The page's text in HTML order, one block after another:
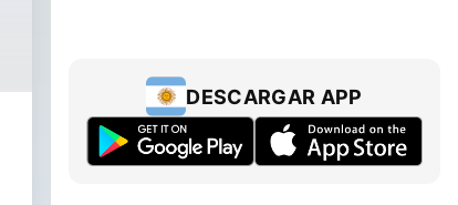
DESCARGAR APP